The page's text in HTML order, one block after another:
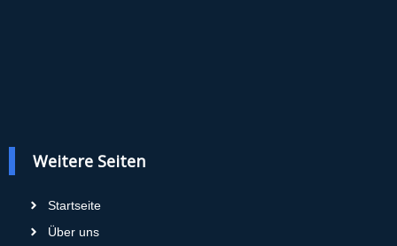
Weitere Seiten
Startseite
Über uns